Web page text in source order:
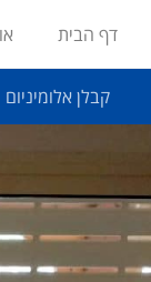
דף הבית
קבלן אלומיניום